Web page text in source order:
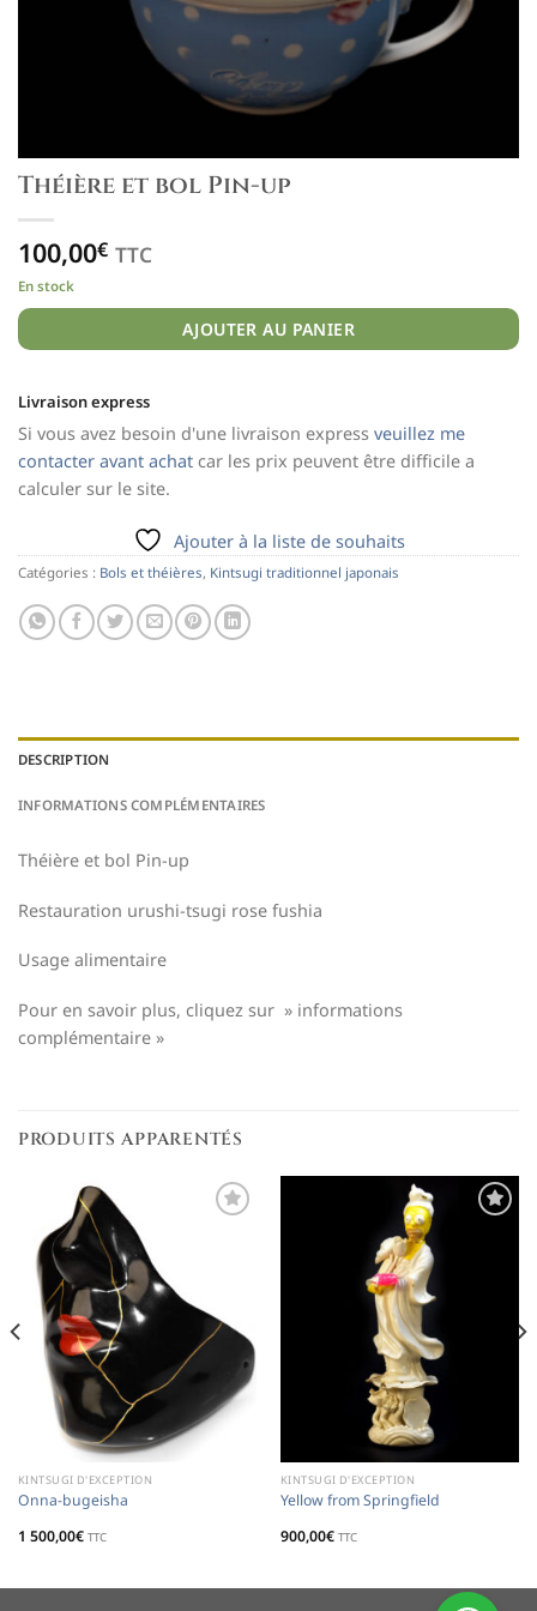
Théière et bol Pin-up
100,00€ TTC
En stock
AJOUTER AU PANIER
Livraison express
Si vous avez besoin d'une livraison express veuillez me
contacter avant achat car les prix peuvent être difficile a
calculer sur le site.
Ajouter à la liste de souhaits
Catégories : Bols et théières, Kintsugi traditionnel japonais
DESCRIPTION
INFORMATIONS COMPLÉMENTAIRES
Théière et bol Pin-up
Restauration urushi-tsugi rose fushia
Usage alimentaire
Pour en savoir plus, cliquez sur » informations
complémentaire »
PRODUITS APPARENTÉS
KINTSUGI D'EXCEPTION
Onna-bugeisha
1 500,00€ TTC
KINTSUGI D'EXCEPTION
Yellow from Springfield
900,00€ TTC